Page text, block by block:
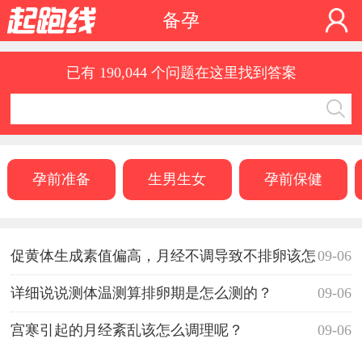
备孕
已有 190,044 个问题在这里找到答案
孕前准备 生男生女 孕前保健
09-06
促黄体生成素值偏高，月经不调导致不排卵该怎
么办？ 09-06
详细说说测体温测算排卵期是怎么测的？
09-06
宫寒引起的月经紊乱该怎么调理呢？